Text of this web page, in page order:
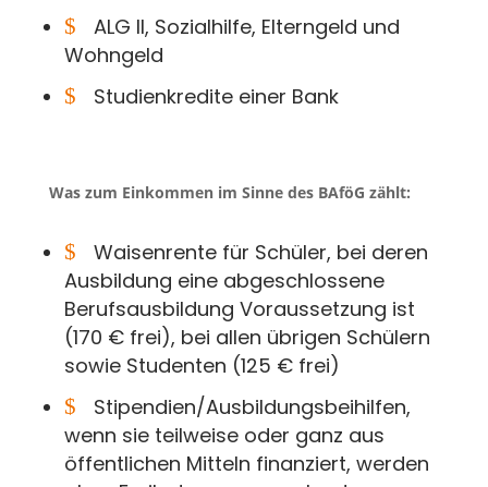
$
ALG II, Sozialhilfe, Elterngeld und
Wohngeld
$ Studienkredite einer Bank
Was zum Einkommen im Sinne des BAföG zählt:
$
Waisenrente für Schüler, bei deren
Ausbildung eine abgeschlossene
Berufsausbildung Voraussetzung ist
(170 € frei), bei allen übrigen Schülern
sowie Studenten (125 € frei)
$
Stipendien/Ausbildungsbeihilfen,
wenn sie teilweise oder ganz aus
öffentlichen Mitteln finanziert, werden